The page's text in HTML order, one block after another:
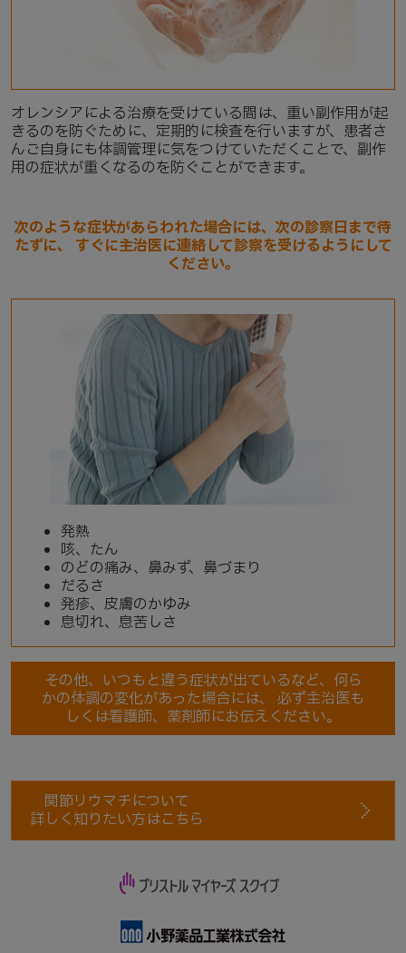
オレンシアによる治療を受けている間は、重い副作用が起
きるのを防ぐために、定期的に検査を行いますが、患者さ
んご自身にも体調管理に気をつけていただくことで、副作
用の症状が重くなるのを防ぐことができます。
次のような症状があらわれた場合には、次の診察日まで待
たずに、
すぐに主治医に連絡して診察を受けるようにして
ください。
発熱
咳、たん
のどの痛み、鼻みず、鼻づまり
だるさ
発疹、皮膚のかゆみ
息切れ、息苦しさ
その他、いつもと違う症状が出ているなど、何ら
かの体調の変化があった場合には、
必ず主治医も
しくは看護師、薬剤師にお伝えください。
関節リウマチについて
詳しく知りたい方はこちら